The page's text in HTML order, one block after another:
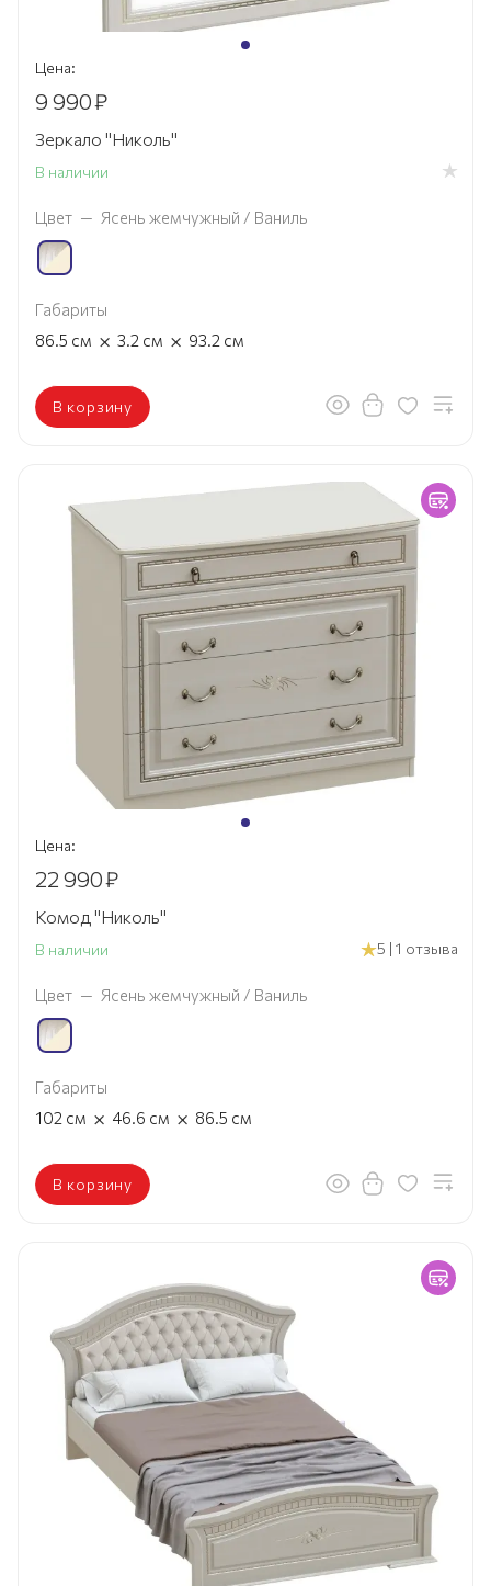
Цена:
9 990₽
Зеркало "Николь"
В наличии
Цвет — Ясень жемчужный / Ваниль
Габариты
86.5 см × 3.2 см × 93.2 см
В корзину
Цена:
22 990₽
Комод "Николь"
В наличии 5 | 1 отзыва
Цвет — Ясень жемчужный / Ваниль
Габариты
102 см × 46.6 см × 86.5 см
В корзину